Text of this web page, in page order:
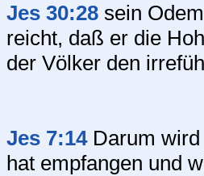
Jes 30:28 sein
reicht, daß er die
der Völker den
Jes 7:14Darum wird
hat empfangen und